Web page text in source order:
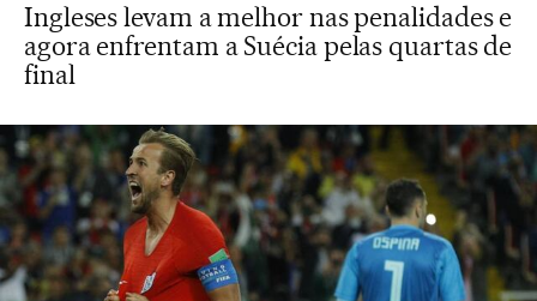
Ingleses levam a melhor nas penalidades e
agora enfrentam a Suécia pelas quartas de
final